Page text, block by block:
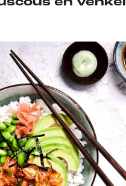
en venkel